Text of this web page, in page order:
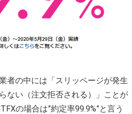
者の中には「スリッページが発生
ない（注文拒否される）」ことが
の場合は”約定率99.9%”と言う